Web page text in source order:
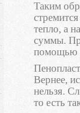
Таким
тепло, а
суммы.
помощью
Вернее,
нельзя.
то есть